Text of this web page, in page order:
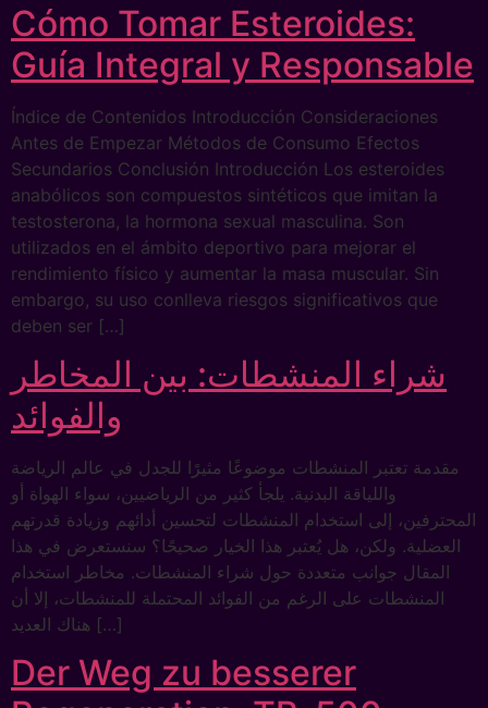
Cómo Tomar Esteroides:
Guía Integral y Responsable
Índice de Contenidos Introducción Consideraciones
Antes de Empezar Métodos de Consumo Efectos
Secundarios Conclusión Introducción Los esteroides
anabólicos son compuestos sintéticos que imitan la
testosterona, la hormona sexual masculina. Son
utilizados en el ámbito deportivo para mejorar el
rendimiento físico y aumentar la masa muscular. Sin
embargo, su uso conlleva riesgos significativos que
deben ser […]
شراء المنشطات: بين المخاطر
والفوائد
مقدمة تعتبر المنشطات موضوعًا مثيرًا للجدل في عالم الرياضة
واللياقة البدنية. يلجأ كثير من الرياضيين، سواء الهواة أو
المحترفين، إلى استخدام المنشطات لتحسين أدائهم وزيادة قدرتهم
العضلية. ولكن، هل يُعتبر هذا الخيار صحيحًا؟ سنستعرض في هذا
المقال جوانب متعددة حول شراء المنشطات. مخاطر استخدام
المنشطات على الرغم من الفوائد المحتملة للمنشطات، إلا أن
هناك العديد […]
Der Weg zu besserer